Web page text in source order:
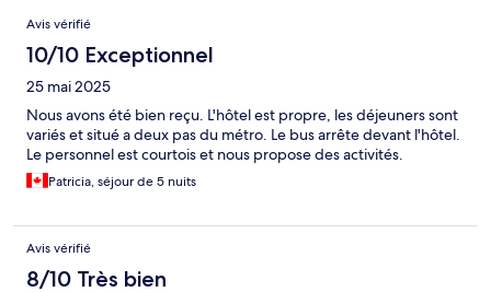
Avis
Avis vérifié
10/10 Exceptionnel
25 mai 2025
Nous avons été bien reçu. L'hôtel est propre, les déjeuners sont
variés et situé a deux pas du métro. Le bus arrête devant l'hôtel.
Le personnel est courtois et nous propose des activités.
Patricia, séjour de 5 nuits
Avis vérifié
8/10 Très bien